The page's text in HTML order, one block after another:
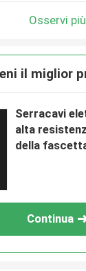
Osservi più
il miglior
Serracavi
alta
della
Continua